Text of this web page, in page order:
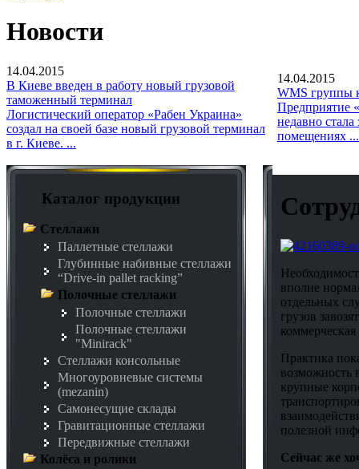
Новости
14.04.2015
В Киеве введен в работу новый грузовой
таможенный терминал
Логистический оператор «Рабен Украина»
создал на своей базе новый грузовой терминал
в г. Киеве. ...
14.04.2015
WMS группы
Предприятие
недавно
помещениях ...
Каталог продукции
Стеллажи
Паллетные стеллажи
Глубинные набивные стеллажи
“Drive-in pallet racking”
Полочные стеллажи
Полочные стеллажи
Полочные стеллажи
"Minirack"
Стеллажи консольные
Многоуровневые системы
(mezanin)
Самонесущие склады
Гравитационные стеллажи
Передвижные стеллажи
Колёса и ролики
вполне
отдельных
грузов
Практика
возможность
крупные
полезной
Сейчас же